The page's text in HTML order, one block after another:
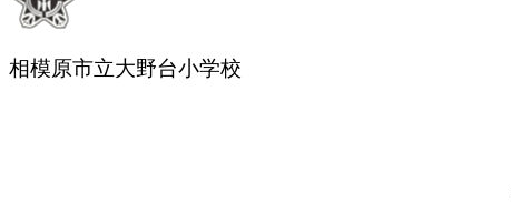
相模原市立大野台小学校